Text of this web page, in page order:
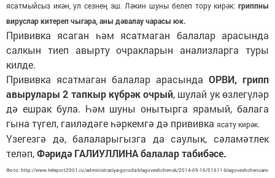
ясатмыйсыз икән, ул сезнең эш. Ләкин шуны белеп тору кирәк: гриппны
вируслар китереп чыгара, аны дәвалау чарасы юк.
Прививка ясаган һәм ясатмаган балалар арасында
салкын тиеп авырту очракларын анализларга туры
килде.
Прививка ясатмаган балалар арасында ОРВИ, грипп
авырулары 2 тапкыр күбрәк очрый, шулай ук өзлегүләр
дә ешрак була. Һәм шуны онытырга ярамый, балага
гына түгел, гаиләдәге һәркемгә дә прививка ясату кирәк.
Үзегезгә дә, балаларыгызга да саулык, сәламәтлек
теләп,Фәридә ГАЛИУЛЛИНА балалар табибәсе.
Фото: http://www.teleport2001.ru/administraciya-goroda-blagoveshchensk/2014-09-16/51611-blagoveshchencam-